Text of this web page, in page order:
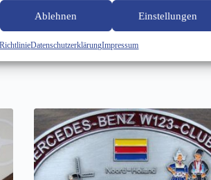
Ablehnen Einstellungen
DatenschutzerklärungImpressum